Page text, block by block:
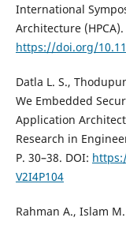
International
Architecture
https://doi.org/
Datla L. S.,
We Embedded
Application
Research in
P. 30–38. DOI:
V2I4P104
Rahman A., Islam